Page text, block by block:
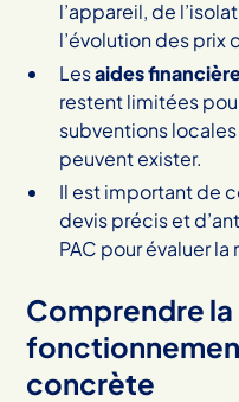
l’appareil, de
l’évolution des prix
Lesaides
restent limitées
subventions
peuvent exister.
Il est important de
devis précis et
PAC pour évaluer
Comprendre la
concrète